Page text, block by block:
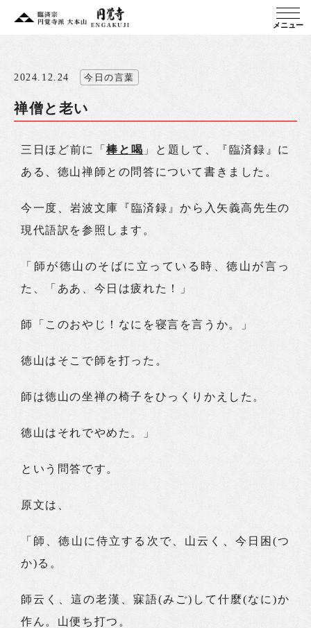
メニュー
2024.12.24 今日の言葉
禅僧と老い
三日ほど前に「棒と喝 」と題して、『臨済録』に
ある、徳山禅師との問答について書きました。
今一度、岩波文庫『臨済録』から入矢義高先生の
現代語訳を参照します。
「師が徳山のそばに立っている時、徳山が言っ
た、「ああ、今日は疲れた！」
師「このおやじ！なにを寝言を言うか。」
徳山はそこで師を打った。
師は徳山の坐禅の椅子をひっくりかえした。
徳山はそれでやめた。」
という問答です。
原文は、
「師、徳山に侍立する次で、山云く、今日困(つ
か)る。
師云く、這の老漢、寐語(みご)して什麼(なに)か
作ん。山便ち打つ。